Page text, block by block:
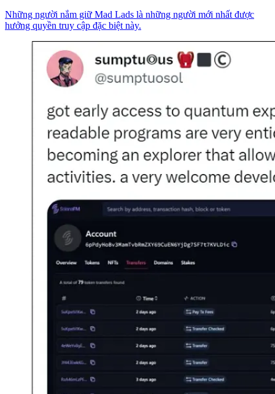
Những người nắm giữ Mad Lads là những người mới nhất được
hưởng quyền truy cập đặc biệt này.